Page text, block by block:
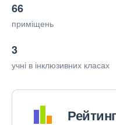
66
приміщень
3
учні в інклюзивних класах